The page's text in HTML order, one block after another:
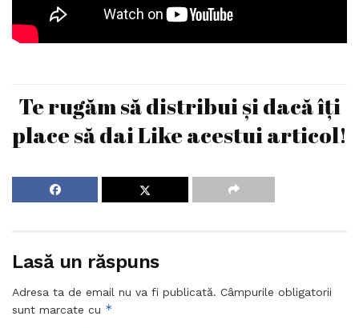
Te rugăm să distribui și dacă îți
place să dai Like acestui articol!
Lasă un răspuns
Adresa ta de email nu va fi publicată. Câmpurile obligatorii
sunt marcate cu *